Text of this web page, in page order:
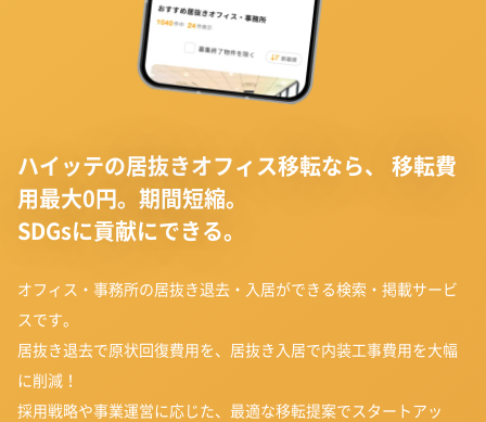
ハイッテの居抜きオフィス移転なら、
移転費
用最大0円。期間短縮。
SDGsに貢献にできる。
オフィス・事務所の居抜き退去・入居ができる検索・掲載サービ
スです。
居抜き退去で原状回復費用を、居抜き入居で内装工事費用を大幅
に削減！
採用戦略や事業運営に応じた、最適な移転提案でスタートアッ